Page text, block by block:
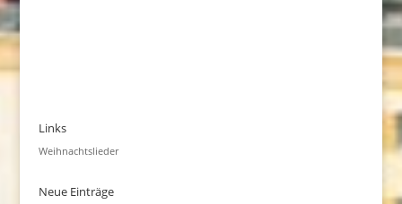
Links
Weihnachtslieder
Neue Einträge